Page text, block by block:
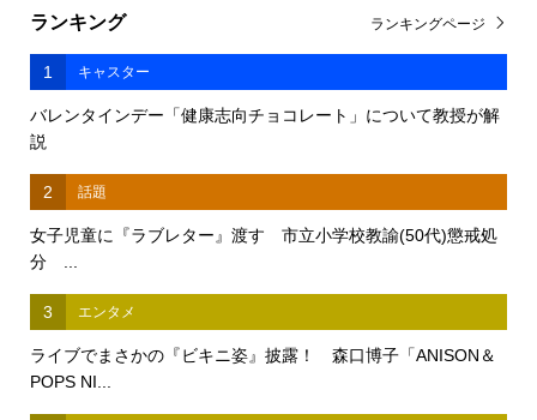
ランキング
1 キャスター
バレンタインデー「健康志向チョコレート」について教授が解
説
2 話題
女子児童に『ラブレター』渡す 市立小学校教諭(50代)懲戒処
分 ...
3 エンタメ
ライブでまさかの『ビキニ姿』披露！ 森口博子「ANISON＆
POPS NI...
ランキングページ